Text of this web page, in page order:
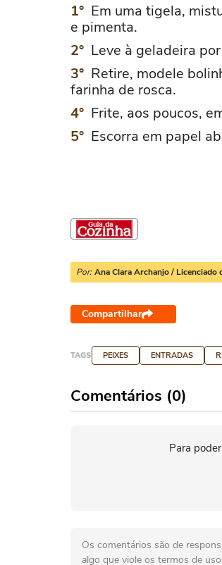
Em uma tigela,
e pimenta.
Leve à geladeira
Retire, modele
farinha de rosca.
Frite, aos poucos,
Escorra em papel
Por: Ana Clara Archanjo / Licenciado
Compartilhar
TAGS PEIXES ENTRADAS
Comentários (0)
Para
Os comentários são de
algo que viole os termos de